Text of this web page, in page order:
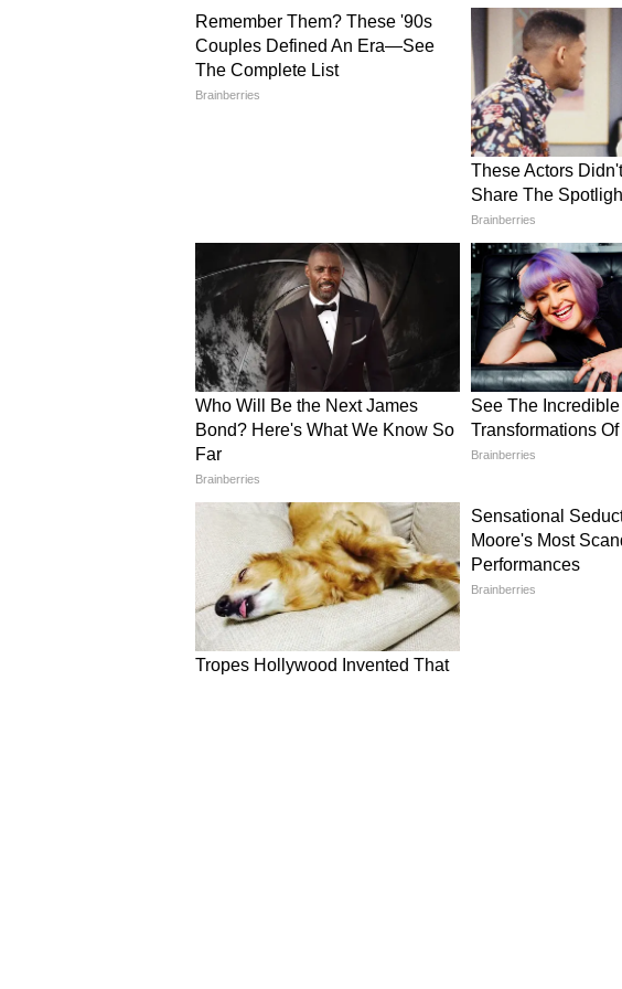
IPL 2026: এবারের আইপিএল-এ
পার্পল ক্যাপ, অরেঞ্জ ক্যাপ দুটোই
পাবে গুজরাট টাইটানস?
আরও খবরের আপডেট পেতে চোখ রাখুন আমাদের